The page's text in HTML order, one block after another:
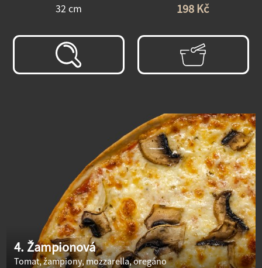
32 cm 198 Kč
4. Žampionová
Tomat, žampiony, mozzarella, oregáno